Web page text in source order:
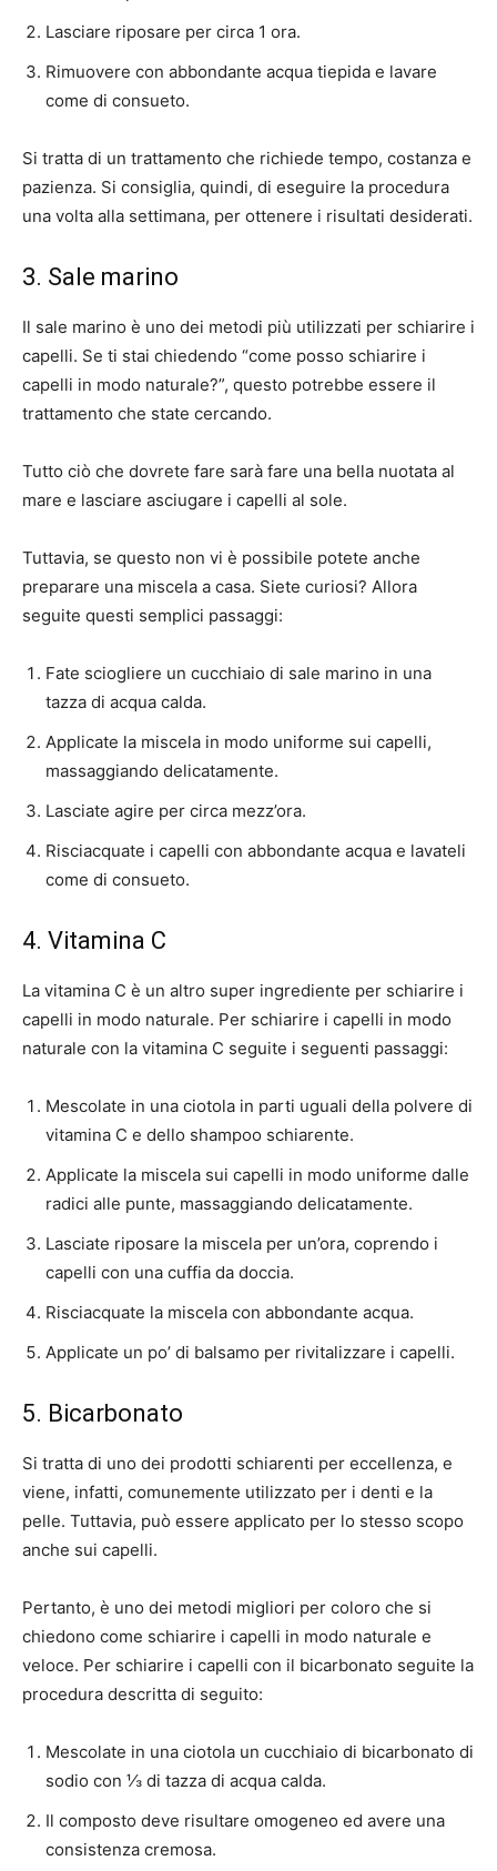
Lasciare riposare per circa 1 ora.
Rimuovere con abbondante acqua tiepida e lavare
come di consueto.
Si tratta di un trattamento che richiede tempo, costanza e
pazienza. Si consiglia, quindi, di eseguire la procedura
una volta alla settimana, per ottenere i risultati desiderati.
3. Sale marino
Il sale marino è uno dei metodi più utilizzati per schiarire i
capelli. Se ti stai chiedendo “come posso schiarire i
capelli in modo naturale?”, questo potrebbe essere il
trattamento che state cercando.
Tutto ciò che dovrete fare sarà fare una bella nuotata al
mare e lasciare asciugare i capelli al sole.
Tuttavia, se questo non vi è possibile potete anche
preparare una miscela a casa. Siete curiosi? Allora
seguite questi semplici passaggi:
Fate sciogliere un cucchiaio di sale marino in una
tazza di acqua calda.
Applicate la miscela in modo uniforme sui capelli,
massaggiando delicatamente.
Lasciate agire per circa mezz’ora.
Risciacquate i capelli con abbondante acqua e lavateli
come di consueto.
4. Vitamina C
La vitamina C è un altro super ingrediente per schiarire i
capelli in modo naturale. Per schiarire i capelli in modo
naturale con la vitamina C seguite i seguenti passaggi:
Mescolate in una ciotola in parti uguali della polvere di
vitamina C e dello shampoo schiarente.
Applicate la miscela sui capelli in modo uniforme dalle
radici alle punte, massaggiando delicatamente.
Lasciate riposare la miscela per un’ora, coprendo i
capelli con una cuffia da doccia.
Risciacquate la miscela con abbondante acqua.
Applicate un po’ di balsamo per rivitalizzare i capelli.
5. Bicarbonato
Si tratta di uno dei prodotti schiarenti per eccellenza, e
viene, infatti, comunemente utilizzato per i denti e la
pelle. Tuttavia, può essere applicato per lo stesso scopo
anche sui capelli.
Pertanto, è uno dei metodi migliori per coloro che si
chiedono come schiarire i capelli in modo naturale e
veloce. Per schiarire i capelli con il bicarbonato seguite la
procedura descritta di seguito:
Mescolate in una ciotola un cucchiaio di bicarbonato di
sodio con ⅓ di tazza di acqua calda.
Il composto deve risultare omogeneo ed avere una
consistenza cremosa.